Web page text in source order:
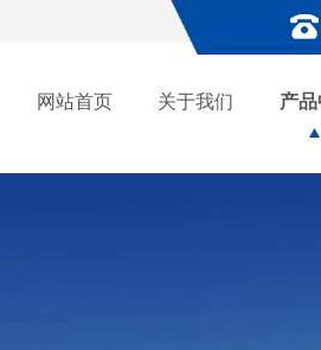
网站首页 关于我们 产